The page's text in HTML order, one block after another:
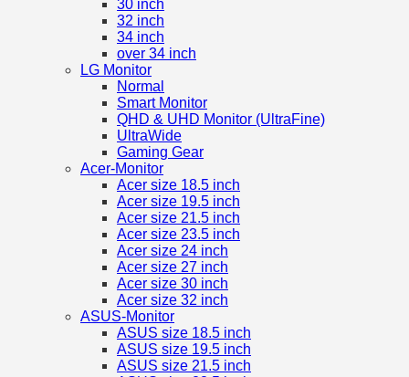
30 inch
32 inch
34 inch
over 34 inch
LG Monitor
Normal
Smart Monitor
QHD & UHD Monitor (UltraFine)
UltraWide
Gaming Gear
Acer-Monitor
Acer size 18.5 inch
Acer size 19.5 inch
Acer size 21.5 inch
Acer size 23.5 inch
Acer size 24 inch
Acer size 27 inch
Acer size 30 inch
Acer size 32 inch
ASUS-Monitor
ASUS size 18.5 inch
ASUS size 19.5 inch
ASUS size 21.5 inch